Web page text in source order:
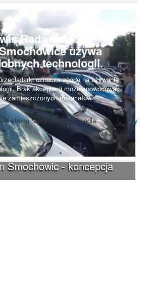
Smochowic - koncepcja
Rada Osiedla
używa
technologii.
oznacza zgodę na używanie
Brak akceptacji może spowodować
zamieszczonych materiałów.
Do góry
strona radnych Rady Osiedla